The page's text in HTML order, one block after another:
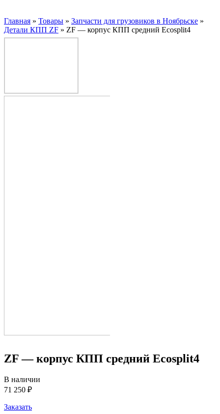
Главная » Товары » Запчасти для грузовиков в Ноябрьске »
Детали КПП ZF » ZF — корпус КПП средний Ecosplit4
ZF — корпус КПП средний Ecosplit4
В наличии
71 250 ₽
Заказать